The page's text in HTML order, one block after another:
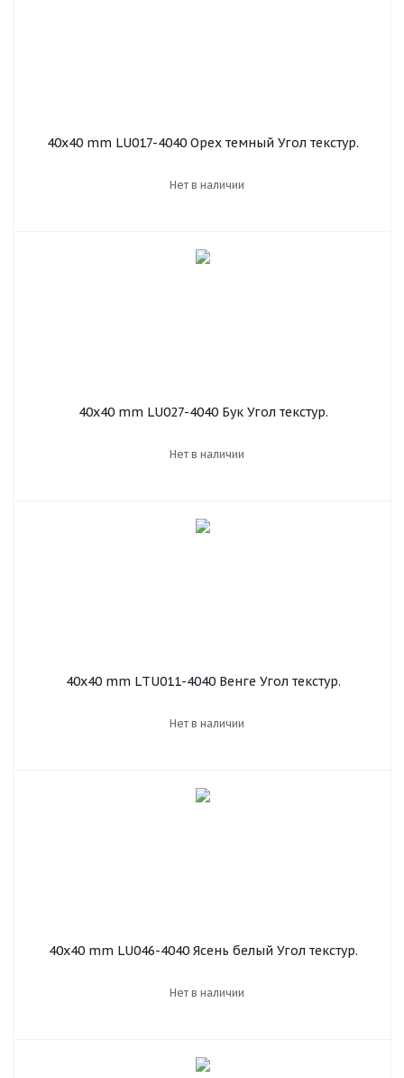
40х40 mm LU017-4040 Орех темный Угол текстур.
Нет в наличии
40х40 mm LU027-4040 Бук Угол текстур.
Нет в наличии
40х40 mm LТU011-4040 Венге Угол текстур.
Нет в наличии
40х40 mm LU046-4040 Ясень белый Угол текстур.
Нет в наличии